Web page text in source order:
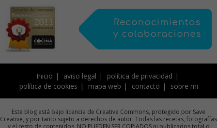
Inicio aviso legal
política de privacidad
política de cookies
mapa web contacto sobre mi
Este blog está bajo licencia de Creative Commons, protegido por Save
Creative, y por tanto sujeto a derechos de autor. Todas las recetas, fotografías
y el resto de contenidos, NO PUEDEN SER COPIADOS ni publicados total o